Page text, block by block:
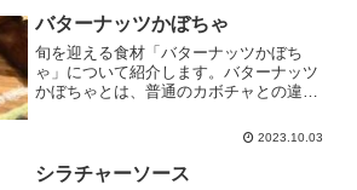
長持ちさせる保管方法は「...
バターナッツかぼちゃ
旬を迎える食材「バターナッツかぼち
ゃ」について紹介します。バターナッツ
かぼちゃとは、普通のカボチャとの違い
していきます。バターナッツかぼちゃと
ボチャの品種のひとつで、バ...
2023.10.03
シラチャーソース